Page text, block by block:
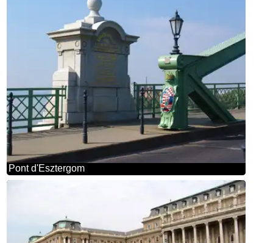
Pont d'Esztergom